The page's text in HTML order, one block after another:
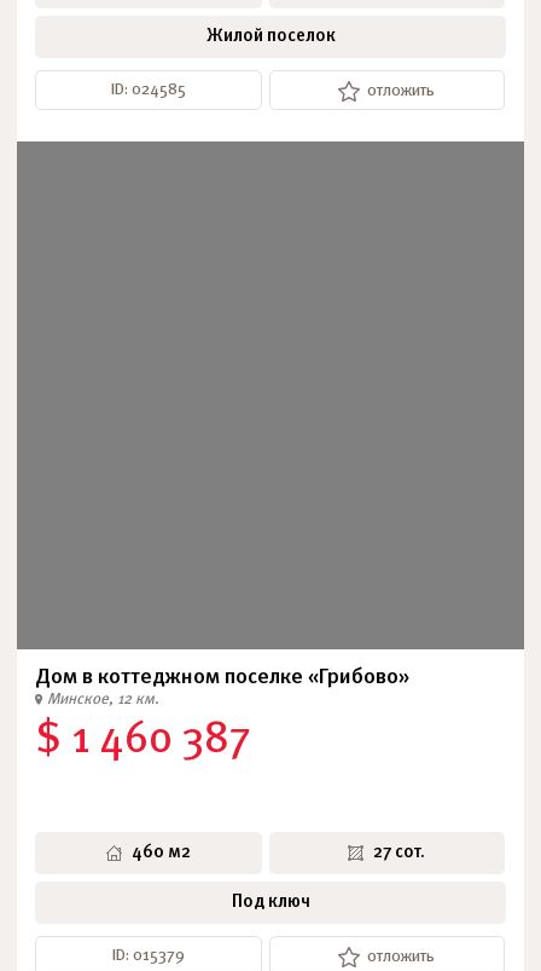
Жилой поселок
ID: 024585 отложить
Дом в коттеджном поселке «Грибово»
Минское, 12 км.
$ 1 460 387
460 м2 27 сот.
Под ключ
ID: 015379 отложить